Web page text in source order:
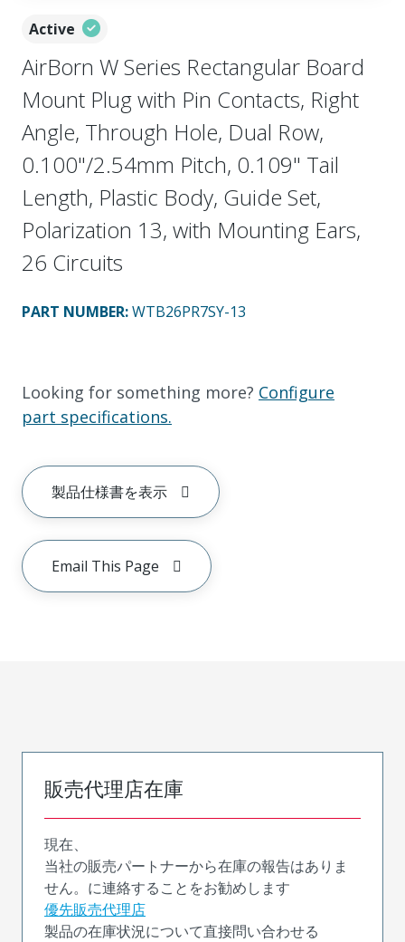
Active
AirBorn W Series Rectangular Board
Mount Plug with Pin Contacts, Right
Angle, Through Hole, Dual Row,
0.100"/2.54mm Pitch, 0.109" Tail
Length, Plastic Body, Guide Set,
Polarization 13, with Mounting Ears,
26 Circuits
PART NUMBER:WTB26PR7SY-13
Looking for something more? Configure
part specifications.
製品仕様書を表示
Email This Page
販売代理店在庫
現在、
当社の販売パートナーから在庫の報告はありま
せん。に連絡することをお勧めします
優先販売代理店
製品の在庫状況について直接問い合わせる